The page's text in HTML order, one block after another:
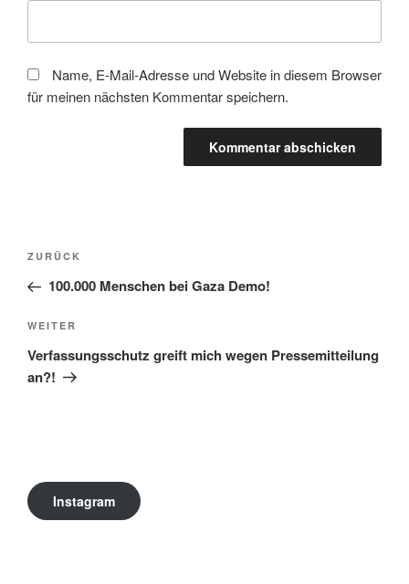
Name, E-Mail-Adresse und Website in diesem Browser
für meinen nächsten Kommentar speichern.
Beitragsnavigation
Vorheriger
Beitrag
ZURÜCK
100.000 Menschen bei Gaza Demo!
Nächster
Beitrag
WEITER
Verfassungsschutz greift mich wegen Pressemitteilung
an?!
Instagram